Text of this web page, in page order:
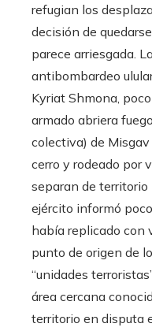
refugian los
decisión de
parece arriesgada.
antibombardeo
Kyriat Shmona,
armado abriera
colectiva) de
cerro y rodeado por
separan de
ejército informó
había replicado con
punto de origen de
“unidades
área cercana
territorio en disputa